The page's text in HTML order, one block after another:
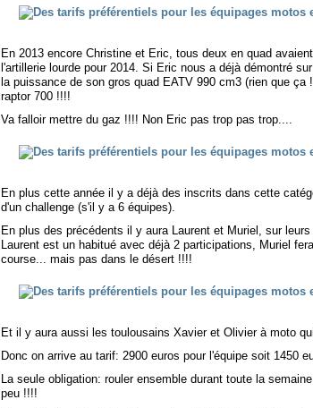
En 2013 encore Christine et Eric, tous deux en quad
l'artillerie lourde pour 2014. Si Eric nous a déjà démontré
la puissance de son gros quad EATV 990 cm3 (rien que ça
raptor 700 !!!!
Va falloir mettre du gaz !!!! Non Eric pas trop pas trop....
En plus cette année il y a déjà des inscrits dans cette
d'un challenge (s'il y a 6 équipes).
En plus des précédents il y aura Laurent et Muriel, sur
Laurent est un habitué avec déjà 2 participations, Muriel
course... mais pas dans le désert !!!!
Et il y aura aussi les toulousains Xavier et Olivier à moto
Donc on arrive au tarif: 2900 euros pour l'équipe soit 1450
La seule obligation: rouler ensemble durant toute la
peu !!!!